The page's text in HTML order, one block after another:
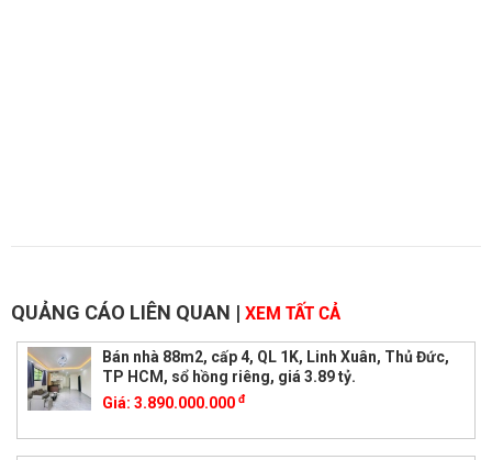
QUẢNG CÁO LIÊN QUAN | XEM TẤT CẢ
Bán nhà 88m2, cấp 4, QL 1K, Linh Xuân, Thủ Đức,
TP HCM, sổ hồng riêng, giá 3.89 tỷ.
Giá: 3.890.000.000 đ